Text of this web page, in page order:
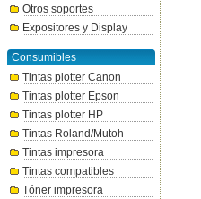
Otros soportes
Expositores y Display
Consumibles
Tintas plotter Canon
Tintas plotter Epson
Tintas plotter HP
Tintas Roland/Mutoh
Tintas impresora
Tintas compatibles
Tóner impresora